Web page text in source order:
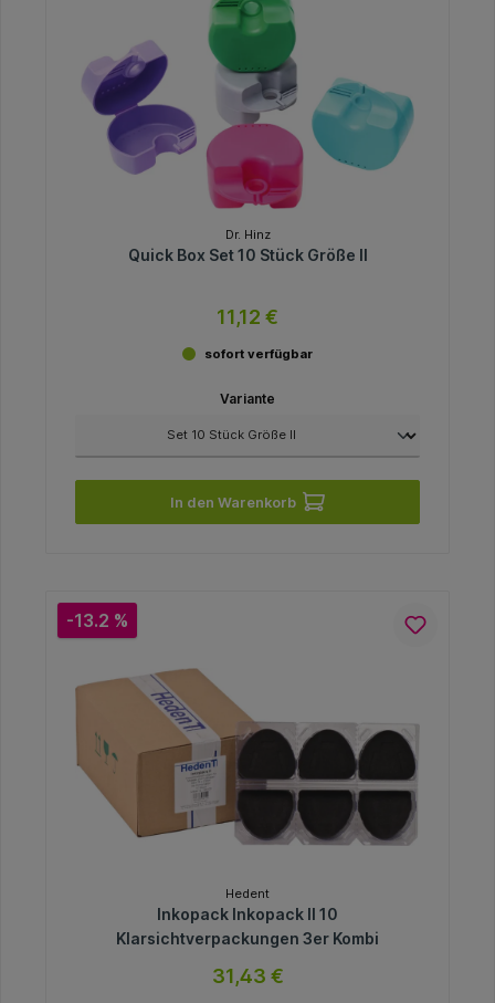
Dr. Hinz
Quick Box Set 10 Stück Größe II
11,12 €
sofort verfügbar
Variante
In den Warenkorb
-13.2 %
Hedent
Inkopack Inkopack II 10
Klarsichtverpackungen 3er Kombi
31,43 €